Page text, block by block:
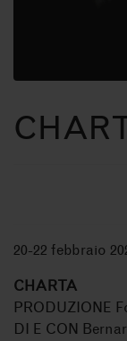
20-22 febbraio
CHARTA
PRODUZIONE
DI E CON